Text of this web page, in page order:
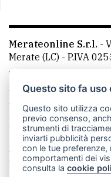
Merateonline S.r.l. -
Merate (LC) - P.IVA
Telefono:
mail:
La redazione
Made by VIP
Privacy policy
Rivedi le tue scelte
Questo sito fa uso
Questo sito utilizza
previo consenso,
strumenti di
inviarti pubblicità
con le tue
comportamenti dei
consulta lacookie